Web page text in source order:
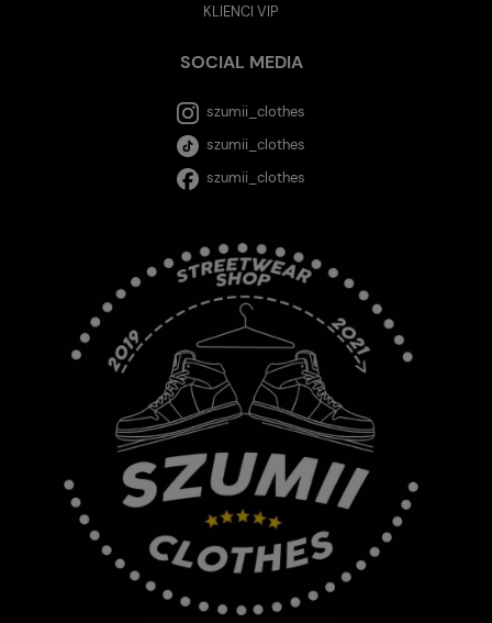
KLIENCI VIP
SOCIAL MEDIA
szumii_clothes
szumii_clothes
szumii_clothes